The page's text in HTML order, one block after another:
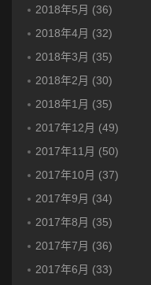
2018年5月 (36)
2018年4月 (32)
2018年3月 (35)
2018年2月 (30)
2018年1月 (35)
2017年12月 (49)
2017年11月 (50)
2017年10月 (37)
2017年9月 (34)
2017年8月 (35)
2017年7月 (36)
2017年6月 (33)